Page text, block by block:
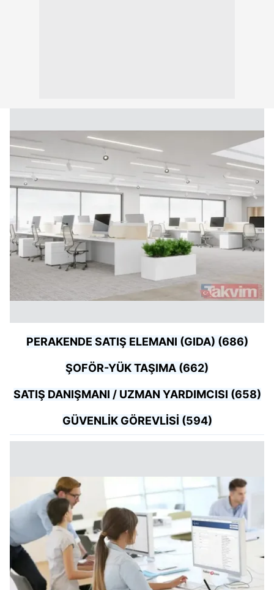
PERAKENDE SATIŞ ELEMANI (GIDA) (686)
ŞOFÖR-YÜK TAŞIMA (662)
SATIŞ DANIŞMANI / UZMAN YARDIMCISI (658)
GÜVENLİK GÖREVLİSİ (594)